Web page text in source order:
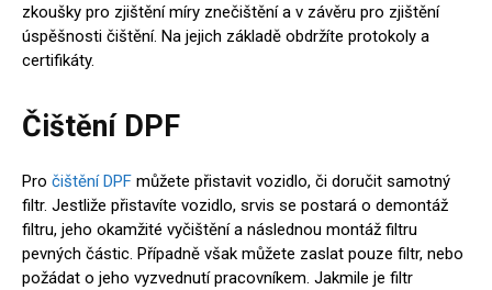
zkoušky pro zjištění míry znečištění a v závěru pro zjištění
úspěšnosti čištění. Na jejich základě obdržíte protokoly a
certifikáty.
Čištění DPF
Pro čištění DPF můžete přistavit vozidlo, či doručit samotný
filtr. Jestliže přistavíte vozidlo, srvis se postará o demontáž
filtru, jeho okamžité vyčištění a následnou montáž filtru
pevných částic. Případně však můžete zaslat pouze filtr, nebo
požádat o jeho vyzvednutí pracovníkem. Jakmile je filtr